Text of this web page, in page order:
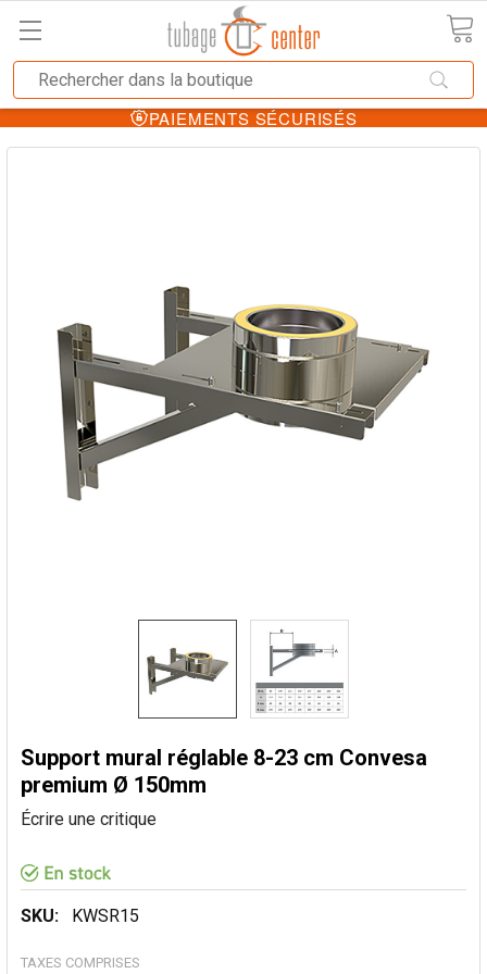
PAIEMENTS SÉCURISÉS
Support mural réglable 8-23 cm Convesa
premium Ø 150mm
Écrire une critique
SKU: KWSR15
TAXES COMPRISES